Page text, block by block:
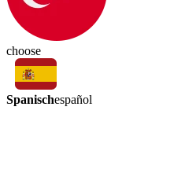
choose
Spanischespañol